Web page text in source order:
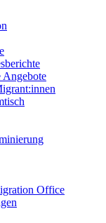
Angebote
Office